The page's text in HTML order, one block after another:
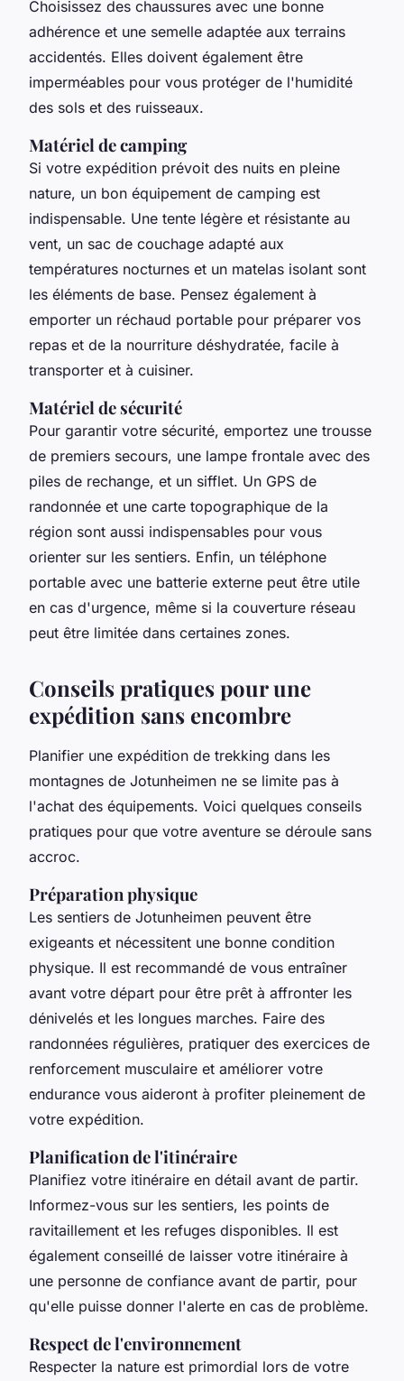
Choisissez des chaussures avec une bonne
adhérence et une semelle adaptée aux terrains
accidentés. Elles doivent également être
imperméables pour vous protéger de l'humidité
des sols et des ruisseaux.
Matériel de camping
Si votre expédition prévoit des nuits en pleine
nature, un bon équipement de camping est
indispensable. Une tente légère et résistante au
vent, un sac de couchage adapté aux
températures nocturnes et un matelas isolant sont
les éléments de base. Pensez également à
emporter un réchaud portable pour préparer vos
repas et de la nourriture déshydratée, facile à
transporter et à cuisiner.
Matériel de sécurité
Pour garantir votre sécurité, emportez une trousse
de premiers secours, une lampe frontale avec des
piles de rechange, et un sifflet. Un GPS de
randonnée et une carte topographique de la
région sont aussi indispensables pour vous
orienter sur les sentiers. Enfin, un téléphone
portable avec une batterie externe peut être utile
en cas d'urgence, même si la couverture réseau
peut être limitée dans certaines zones.
Conseils pratiques pour une
expédition sans encombre
Planifier une expédition de trekking dans les
montagnes de Jotunheimen ne se limite pas à
l'achat des équipements. Voici quelques conseils
pratiques pour que votre aventure se déroule sans
accroc.
Préparation physique
Les sentiers de Jotunheimen peuvent être
exigeants et nécessitent une bonne condition
physique. Il est recommandé de vous entraîner
avant votre départ pour être prêt à affronter les
dénivelés et les longues marches. Faire des
randonnées régulières, pratiquer des exercices de
renforcement musculaire et améliorer votre
endurance vous aideront à profiter pleinement de
votre expédition.
Planification de l'itinéraire
Planifiez votre itinéraire en détail avant de partir.
Informez-vous sur les sentiers, les points de
ravitaillement et les refuges disponibles. Il est
également conseillé de laisser votre itinéraire à
une personne de confiance avant de partir, pour
qu'elle puisse donner l'alerte en cas de problème.
Respect de l'environnement
Respecter la nature est primordial lors de votre